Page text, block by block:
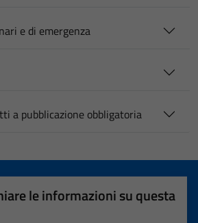
e di emergenza
a pubblicazione obbligatoria
le informazioni su questa